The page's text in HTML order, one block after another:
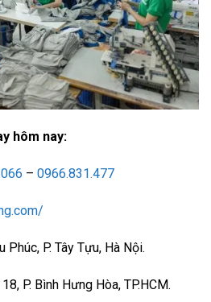
hôm nay:
– 0966.831.477
P. Tây Tựu, Hà Nội.
P. Bình Hưng Hòa, TP.HCM.